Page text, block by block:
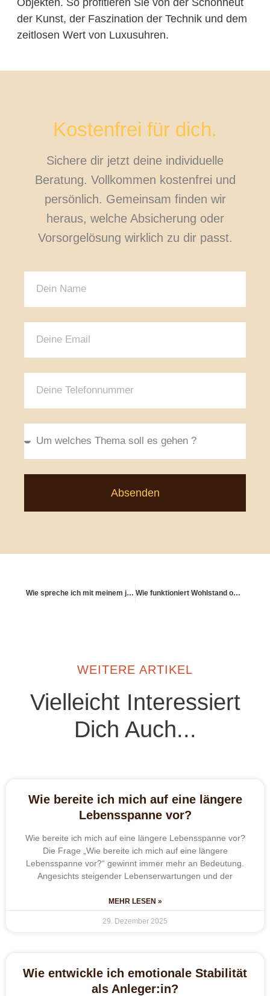
Objekten. So profitieren Sie von der Schönheut
der Kunst, der Faszination der Technik und dem
zeitlosen Wert von Luxusuhren.
Kostenfrei für dich.
Sichere dir jetzt deine individuelle
Beratung. Vollkommen kostenfrei und
persönlich. Gemeinsam finden wir
heraus, welche Absicherung oder
Vorsorgelösung wirklich zu dir passt.
Absenden
Wie spreche ich mit meinem jüngeren Ich über Geld? Wie funktioniert Wohlstand ohne Verhaftung?
WEITERE ARTIKEL
Vielleicht Interessiert
Dich Auch...
Wie bereite ich mich auf eine längere
Lebensspanne vor?
Wie bereite ich mich auf eine längere Lebensspanne vor?
Die Frage „Wie bereite ich mich auf eine längere
Lebensspanne vor?“ gewinnt immer mehr an Bedeutung.
Angesichts steigender Lebenserwartungen und der
MEHR LESEN »
29. Dezember 2025
Wie entwickle ich emotionale Stabilität
als Anleger:in?